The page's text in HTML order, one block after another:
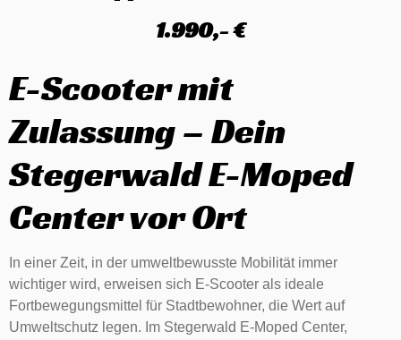
1.990,- €
E-Scooter mit
Zulassung – Dein
Stegerwald E-Moped
Center vor Ort
In einer Zeit, in der umweltbewusste Mobilität immer
wichtiger wird, erweisen sich E-Scooter als ideale
Fortbewegungsmittel für Stadtbewohner, die Wert auf
Umweltschutz legen. Im Stegerwald E-Moped Center,